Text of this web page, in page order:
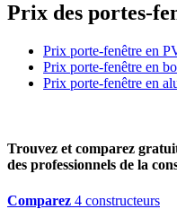
Prix des portes-
Prix porte-fenêtre en
Prix porte-fenêtre en
Prix porte-fenêtre en
Trouvez et comparez
des professionnels de la
Comparez 4 constructeurs